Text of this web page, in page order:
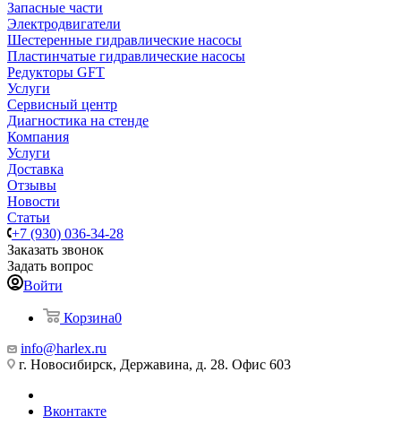
Запасные части
Электродвигатели
Шестеренные гидравлические насосы
Пластинчатые гидравлические насосы
Редукторы GFT
Услуги
Сервисный центр
Диагностика на стенде
Компания
Услуги
Доставка
Отзывы
Новости
Статьи
+7 (930) 036-34-28
Заказать звонок
Задать вопрос
Войти
Корзина0
info@harlex.ru
г. Новосибирск, Державина, д. 28. Офис 603
Вконтакте